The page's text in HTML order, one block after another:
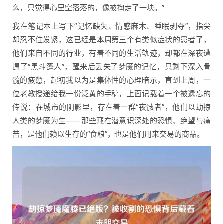
么，只觉得心里空落落的，像被掏走了一块。”
我在笔记本上写下“记忆缺失、情感麻木、睡眠剥夺”，指尖
却忍不住发紧，这已经是本周第三个有类似症状的患者了，
他们来自不同的行业，有着不同的生活轨迹，却都在深夜遭
遇了“黑斗篷人”，醒来后丢失了梦魇的记忆，只剩下深入骨
髓的疲惫，起初我以为是集体性的心理暗示，直到上周，一
位老教授递给我一份泛黄的手稿，上面记载着一个被遗忘的
传说：在城市的阴影里，存在着一群“夜骸者”，他们以劫掠
人类的梦魇为生——那些藏在潜意识深处的恐惧、绝望与痛
苦，是他们赖以生存的“食粮”，也是他们用来交易的商品。